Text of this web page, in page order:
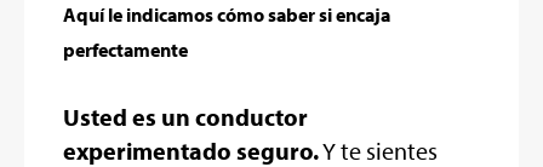
Aquí le indicamos cómo saber si encaja
perfectamente
Usted es un conductor
experimentado seguro.Y te sientes